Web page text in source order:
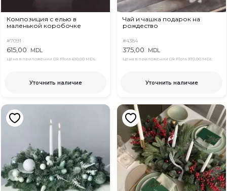
Композиция с елью в
маленькой коробочке
#7091
615,00 MDL
Цена в приложении Ok Flora 610,00 MDL
Уточнить наличие
Чай и чашка подарок на
рождество
#4384
375,00 MDL
Цена в приложении Ok Flora 370,00 MDL
Уточнить наличие